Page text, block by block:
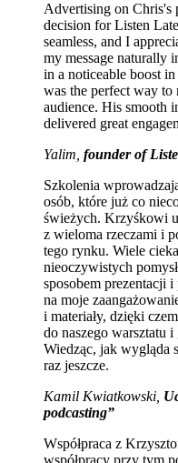
Advertising on Chris's
decision for Listen
seamless, and I
my message naturally
in a noticeable boost
was the perfect way to
audience. His smooth
delivered great
Yalim, founder of
Szkolenia
osób, które już co
świeżych. Krzyśkowi
z wieloma rzeczami i
tego rynku. Wiele
nieoczywistych
sposobem prezentacji i
na moje
i materiały, dzięki
do naszego warsztatu
Wiedząc, jak wygląda
raz jeszcze.
Kamil Kwiatkowski,
podcasting”
Współpraca z